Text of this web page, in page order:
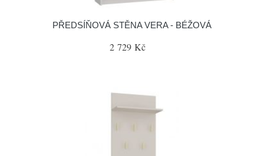
PŘEDSÍŇOVÁ STĚNA VERA - BÉŽOVÁ
2 729 Kč